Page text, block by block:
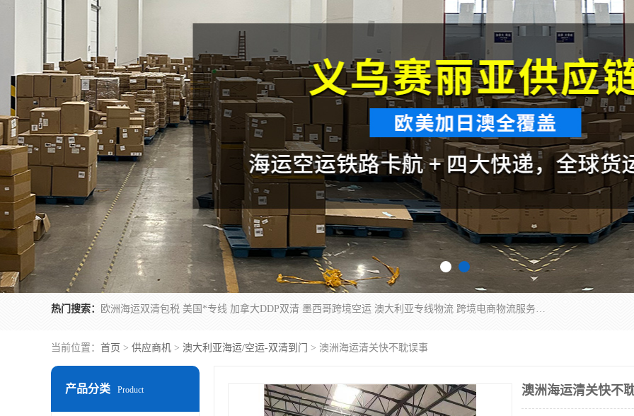
热门搜索： 欧洲海运双清包税 美国*专线 加拿大DDP双清 墨西哥跨境空运 澳大利亚专线物流 跨境电商物流服务 国际快递到门服务 海运*渠道 一站式跨境物流解决方案 TikTok/SHEIN专线 电商平台FBA头程运输 国际铁路运输欧洲 UPS/DDHL/联邦快递跨境 美国双清到门物流 跨境*运输
当前位置： 首页 > 供应商机 > 澳大利亚海运/空运-双清到门 > 澳洲海运清关快不耽误事
产品分类 Product 澳洲海运清关快不